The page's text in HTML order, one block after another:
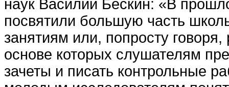
наук Василий Бескин: «В
посвятили большую часть
занятиям или, попросту
основе которых слушателям
зачеты и писать контрольные